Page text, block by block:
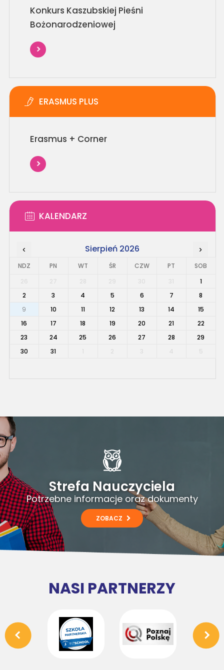
Konkurs Kaszubskiej Pieśni
Bożonarodzeniowej
ERASMUS PLUS
Erasmus + Corner
KALENDARZ
‹ Sierpień 2026 ›
NDZ PN WT ŚR CZW PT
SOB
1
2
3 4 5 6 7
8
9
10 11 12 13 14
15
16
17 18 19 20 21
22
23
24 25 26 27 28
29
30
31
Strefa Nauczyciela
Potrzebne informacje oraz dokumenty
ZOBACZ
NASI PARTNERZY